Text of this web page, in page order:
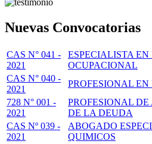
Nuevas Convocatorias
CAS N° 041 -
2021
ESPECIALISTA
OCUPACIONAL
CAS N° 040 -
2021
PROFESIONAL
728 N° 001 -
2021
PROFESIONAL
DE LA DEUDA
CAS Nº 039 -
2021
ABOGADO
QUIMICOS